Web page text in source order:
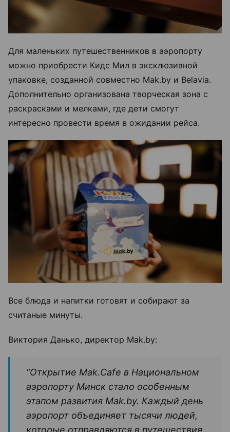
Для маленьких путешественников в аэропорту
можно приобрести Кидс Мил в эксклюзивной
упаковке, созданной совместно Mak.by и Belavia.
Дополнительно организована творческая зона с
раскрасками и мелками, где дети смогут
интересно провести время в ожидании рейса.
Все блюда и напитки готовят и собирают за
считаные минуты.
Виктория Данько, директор Mak.by:
“Открытие Mak.Cafe в Национальном
аэропорту Минск стало особенным
этапом развития Mak.by. Каждый день
аэропорт объединяет тысячи людей,
которые отправляются в путешествия